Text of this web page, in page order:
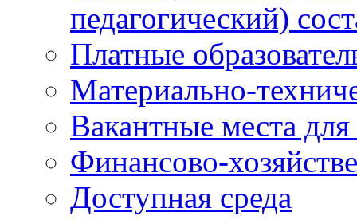
педагогический)
Платные
Материально-
Вакантные места
Финансово-
Доступная среда